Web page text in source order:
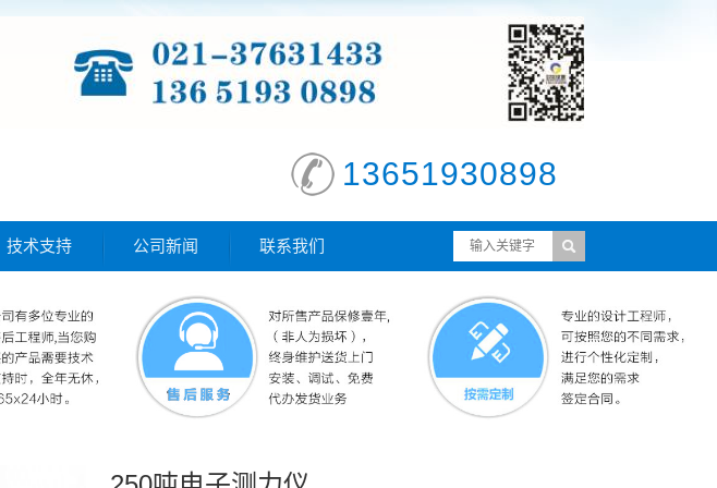
13651930898
技术支持 公司新闻 联系我们